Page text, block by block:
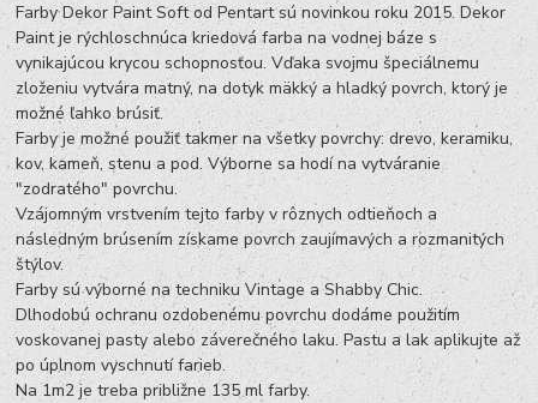
Farby Dekor Paint Soft od Pentart sú novinkou roku 2015. Dekor
Paint je rýchloschnúca kriedová farba na vodnej báze s
vynikajúcou krycou schopnosťou. Vďaka svojmu špeciálnemu
zloženiu vytvára matný, na dotyk mäkký a hladký povrch, ktorý je
možné ľahko brúsiť.
Farby je možné použiť takmer na všetky povrchy: drevo, keramiku,
kov, kameň, stenu a pod. Výborne sa hodí na vytváranie
"zodratého" povrchu.
Vzájomným vrstvením tejto farby v rôznych odtieňoch a
následným brúsením získame povrch zaujímavých a rozmanitých
štýlov.
Farby sú výborné na techniku Vintage a Shabby Chic.
Dlhodobú ochranu ozdobenému povrchu dodáme použitím
voskovanej pasty alebo záverečného laku. Pastu a lak aplikujte až
po úplnom vyschnutí farieb.
Na 1m2 je treba približne 135 ml farby.